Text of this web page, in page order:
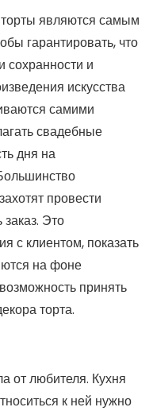
являются самым
гарантировать, что
сохранности и
искусства
самими
свадебные
дня на
провести
Это
с клиентом, показать
на фоне
принять
торта.
от любителя. Кухня
к ней нужно